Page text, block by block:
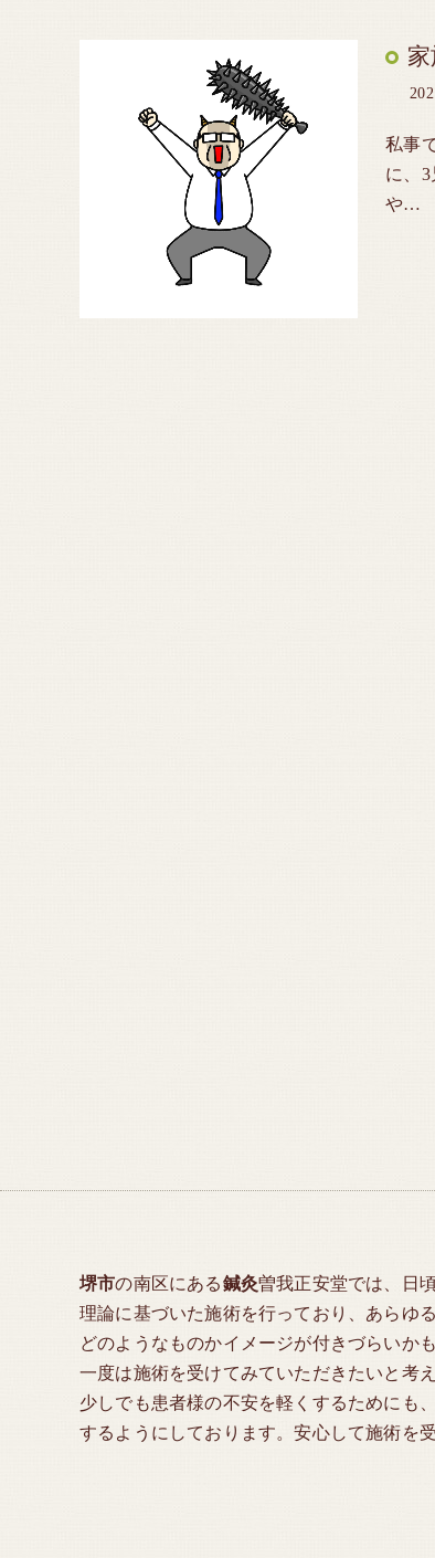
私事
に、
や…
堺市の南区にある鍼灸曽我正安堂では、日
理論に基づいた施術を行っており、あらゆ
どのようなものかイメージが付きづらいか
一度は施術を受けてみていただきたいと考
少しでも患者様の不安を軽くするためにも
するようにしております。安心して施術を